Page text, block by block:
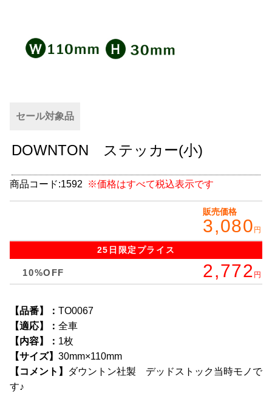
在庫処分品
お得なセット商品
チームマルヤマ
デルタ秘蔵のレーシングコレクション
＋
パーツ種別から選ぶ
＋
＋
中古パーツ/在庫限り
便利アイテム
BMW MINI
全商品
セール対象品
DOWNTON ステッカー(小)
商品コード:1592 ※価格はすべて税込表示です
販売価格
3,080 円
25日限定 プライス
10%OFF 2,772 円
【品番】： TO0067
【適応】： 全車
【内容】： 1枚
【サイズ】 30mm×110mm
【コメント】
ダウントン社製 デッドストック当時モノで
す♪